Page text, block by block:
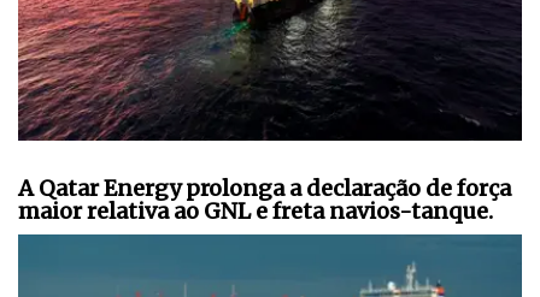
A Qatar Energy prolonga a declaração de força
maior relativa ao GNL e freta navios-tanque.